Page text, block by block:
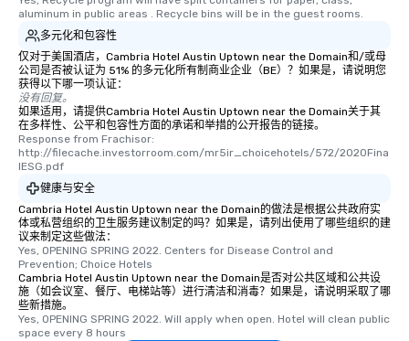
aluminum in public areas . Recycle bins will be in the guest rooms.
多元化和包容性
仅对于美国酒店，Cambria Hotel Austin Uptown near the Domain和/或母
公司是否被认证为 51% 的多元化所有制商业企业（BE）？如果是，请说明您
获得以下哪一项认证：
没有回复。
如果适用，请提供Cambria Hotel Austin Uptown near the Domain关于其
在多样性、公平和包容性方面的承诺和举措的公开报告的链接。
Response from Frachisor:
http://filecache.investorroom.com/mr5ir_choicehotels/572/2020Fina
lESG.pdf
健康与安全
Cambria Hotel Austin Uptown near the Domain的做法是根据公共政府实
体或私营组织的卫生服务建议制定的吗？如果是，请列出使用了哪些组织的建
议来制定这些做法：
Yes, OPENING SPRING 2022. Centers for Disease Control and
Prevention; Choice Hotels
Cambria Hotel Austin Uptown near the Domain是否对公共区域和公共设
施（如会议室、餐厅、电梯站等）进行清洁和消毒？如果是，请说明采取了哪
些新措施。
Yes, OPENING SPRING 2022. Will apply when open. Hotel will clean public
space every 8 hours